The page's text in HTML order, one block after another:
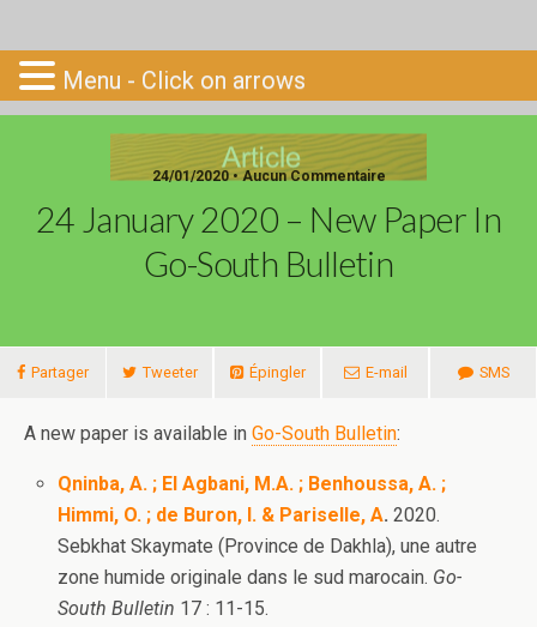
Go-South
24/01/2020 • Aucun Commentaire
24 January 2020 – New Paper In
Go-South Bulletin
Partager Tweeter Épingler E-mail SMS
A new paper is available in Go-South Bulletin:
Qninba, A. ; El Agbani, M.A. ; Benhoussa, A. ;
Himmi, O. ; de Buron, I. & Pariselle, A. 2020.
Sebkhat Skaymate (Province de Dakhla), une autre
zone humide originale dans le sud marocain. Go-
South Bulletin 17 : 11-15.
Menu - Click on arrows